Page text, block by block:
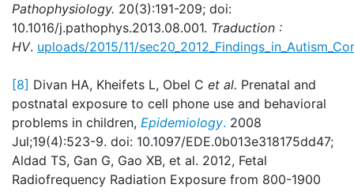
Pathophysiology. 20(3):191-209; doi:
10.1016/j.pathophys.2013.08.001. Traduction :
HV. uploads/2015/11/
[8] Divan HA, Kheifets L, Obel C et al. Prenatal and
postnatal exposure to cell phone use and behavioral
problems in children, Epidemiology. 2008
Jul;19(4):523-9. doi: 10.1097/EDE.0b013e318175dd47;
Aldad TS, Gan G, Gao XB, et al. 2012, Fetal
Radiofrequency Radiation Exposure from 800-1900